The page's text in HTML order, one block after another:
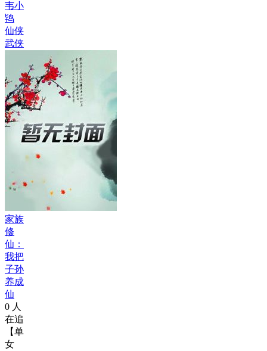
韦小
鸨
仙侠
武侠
家族
修
仙：
我把
子孙
养成
仙
0 人
在追
【单
女